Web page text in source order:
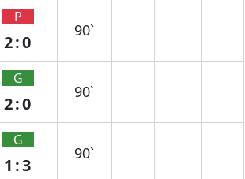
P
2:0
90`
G
2:0
90`
G
1:3
90`